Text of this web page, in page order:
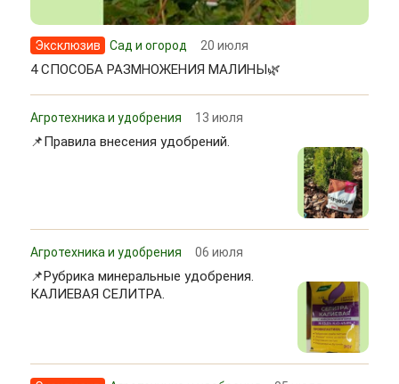
Эксклюзив Сад и огород 20 июля
4 СПОСОБА РАЗМНОЖЕНИЯ МАЛИНЫ🌿
Агротехника и удобрения 13 июля
📌Правила внесения удобрений.
Агротехника и удобрения 06 июля
📌Рубрика минеральные удобрения.
КАЛИЕВАЯ СЕЛИТРА.